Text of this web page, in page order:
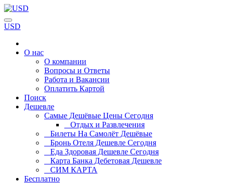
USD
О нас
О компании
Вопросы и Ответы
Работа и Вакансии
Оплатить Картой
Поиск
Дешевле
Самые Дешёвые Цены Сегодня
Отдых и Развлечения
Билеты На Самолёт Дешёвые
Бронь Отеля Дешевле Сегодня
Еда Здоровая Дешевле Сегодня
Карта Банка Дебетовая Дешевле
СИМ КАРТА
Бесплатно